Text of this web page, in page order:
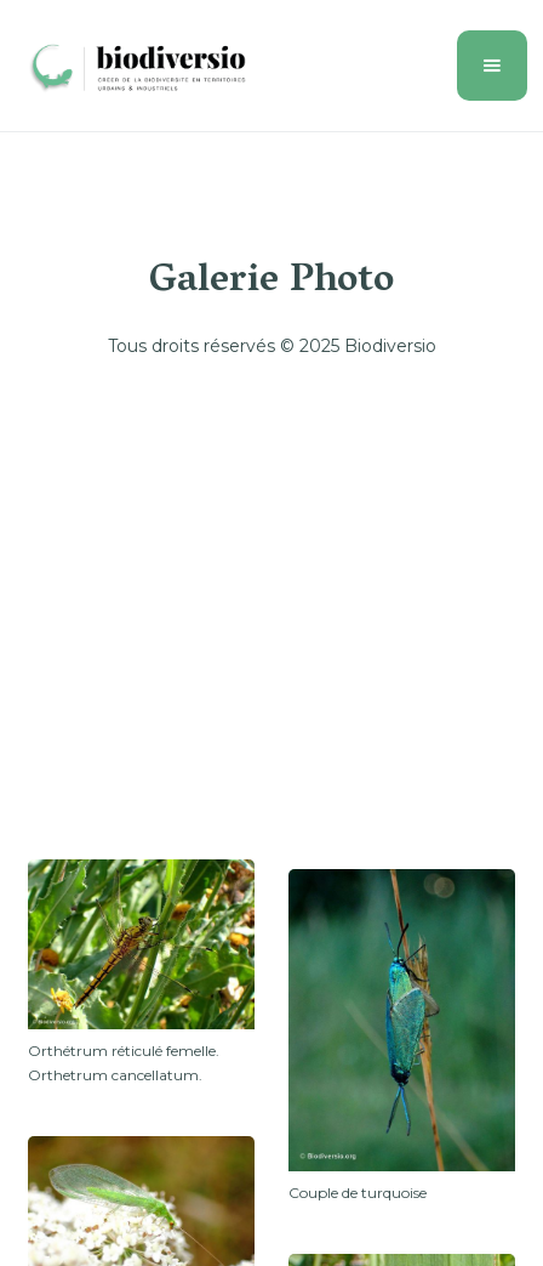
Galerie Photo
Tous droits réservés © 2025 Biodiversio
Orthétrum réticulé femelle.
Orthetrum cancellatum.
Couple de turquoise